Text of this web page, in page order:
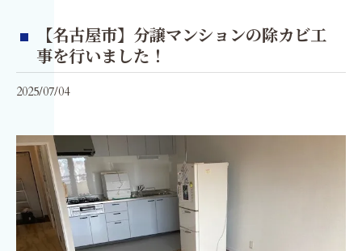
【名古屋市】分譲マンションの除カビ工
事を行いました！
2025/07/04